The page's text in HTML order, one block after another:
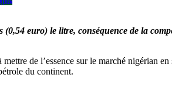
(0,54 euro) le litre, conséquence de la
de l’essence sur le marché nigérian
du continent.